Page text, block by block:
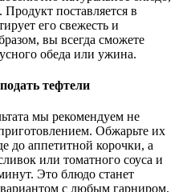
поставляется в
его свежесть и
вы всегда сможете
обеда или ужина.
тефтели
мы рекомендуем не
Обжарьте их
до аппетитной корочки, а
или томатного соуса и
Это блюдо станет
с любым гарниром.